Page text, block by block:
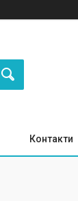
Контакти